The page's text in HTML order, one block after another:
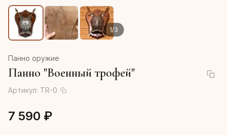
1/3
Панно оружие
Панно "Военный трофей"
Артикул: TR-0
7 590 ₽